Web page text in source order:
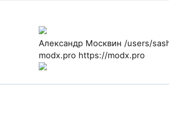
Александр Москвин /users/
modx.pro https://modx.pro